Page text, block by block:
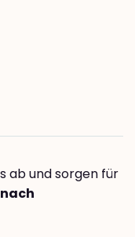
ab und sorgen für